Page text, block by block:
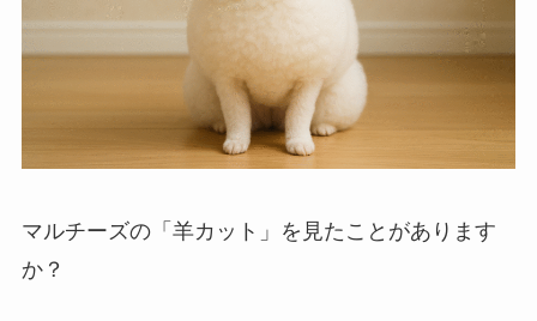
マルチーズの「羊カット」を見たことがあります
か？